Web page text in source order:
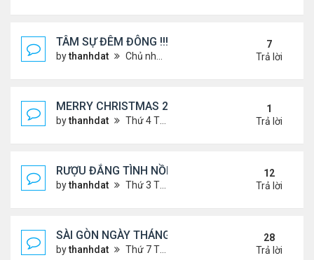
TÂM SỰ ĐÊM ĐÔNG !!!
bythanhdat Chủ nhật Tháng 12 15, 2024 9:37 am
7
Trả lời
MERRY CHRISTMAS 2025 & HAPPY NEW YEAR
bythanhdat Thứ 4 Tháng 12 24, 2025 1:30 pm
1
Trả lời
RƯỢU ĐẮNG TÌNH NỒNG !!!
bythanhdat Thứ 3 Tháng 8 06, 2024 3:49 pm
12
Trả lời
SÀI GÒN NGÀY THÁNG CŨ
bythanhdat Thứ 7 Tháng 6 29, 2024 9:26 am
28
Trả lời